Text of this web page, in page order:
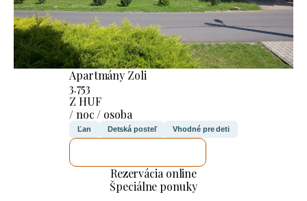
Apartmány Zoli
3.753
Z HUF
/ noc / osoba
Ľan Detská posteľ Vhodné pre deti
Rezervácia online
Špeciálne ponuky